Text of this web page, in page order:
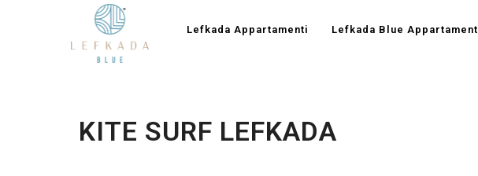
Lefkada Appartamenti Lefkada Blue
KITE SURF LEFKADA